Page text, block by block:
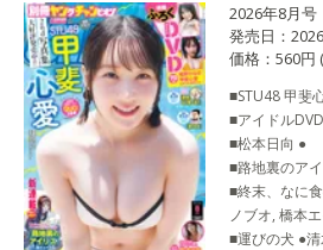
2026年8月号
発売日：
価格：560円
■STU48 甲斐
■アイドル
■松本日向 ●
■路地裏のア
■終末、なに
ノブオ, 橋本
■運びの犬 ●清